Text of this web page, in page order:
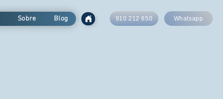
Sobre Blog 910 212 650 Whatsapp